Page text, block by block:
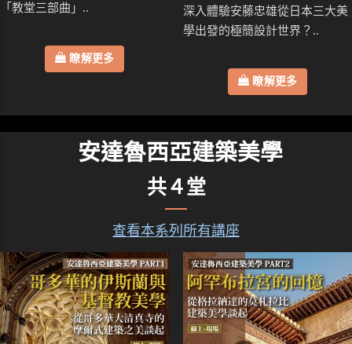
「教堂三部曲」..
瞭解更多
深入體驗安藤忠雄從日本三大美
學出發的極簡設計世界？..
瞭解更多
安達魯西亞建築美學
共４堂
查看本系列所有講座